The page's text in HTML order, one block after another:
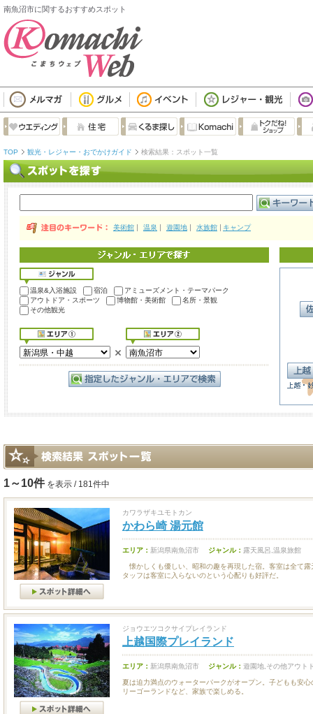
南魚沼市に関するおすすめスポット
TOP 観光・レジャー・おでかけガイド 検索結果：スポット一覧
美術館 温泉 遊園地 水族館 キャンプ
温泉&入浴施設 宿泊
アミューズメント・テーマパーク
アウトドア・スポーツ
博物館・美術館
名所・景観
その他観光
1～10件 を表示 / 181件中
カワラザキユモトカン
かわら崎 湯元館
エリア： 新潟県南魚沼市 ジャンル： 露天風呂,温泉旅館
懐かしくも優しい、昭和の趣を再現した宿。客室は全て
タッフは客室に入らないのという心配りも好評だ。
ジョウエツコクサイプレイランド
上越国際プレイランド
エリア： 新潟県南魚沼市 ジャンル： 遊園地,その他アウト
夏は迫力満点のウォーターパークがオープン。子どもも安
リーゴーランドなど、家族で楽しめる。